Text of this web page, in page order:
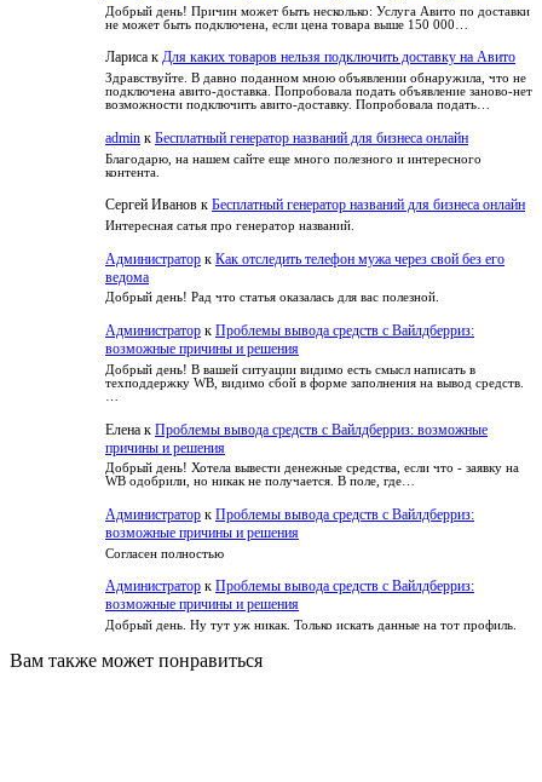
Добрый день! Причин может быть несколько: Услуга Авито по доставки
не может быть подключена, если цена товара выше 150 000…
Лариса к Для каких товаров нельзя подключить доставку на Авито
Здравствуйте. В давно поданном мною объявлении обнаружила, что не
подключена авито-доставка. Попробовала подать объявление заново-нет
возможности подключить авито-доставку. Попробовала подать…
admin к Бесплатный генератор названий для бизнеса онлайн
Благодарю, на нашем сайте еще много полезного и интересного
контента.
Сергей Иванов к Бесплатный генератор названий для бизнеса онлайн
Интересная сатья про генератор названий.
Администратор к Как отследить телефон мужа через свой без его
ведома
Добрый день! Рад что статья оказалась для вас полезной.
Администратор к Проблемы вывода средств с Вайлдберриз:
возможные причины и решения
Добрый день! В вашей ситуации видимо есть смысл написать в
техподдержку WB, видимо сбой в форме заполнения на вывод средств.
Елена к Проблемы вывода средств с Вайлдберриз: возможные
причины и решения
Добрый день! Хотела вывести денежные средства, если что - заявку на
WB одобрили, но никак не получается. В поле, где…
Администратор к Проблемы вывода средств с Вайлдберриз:
возможные причины и решения
Согласен полностью
Администратор к Проблемы вывода средств с Вайлдберриз:
возможные причины и решения
Добрый день. Ну тут уж никак. Только искать данные на тот профиль.
Вам также может понравиться